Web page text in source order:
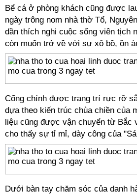
Bể cá ở phòng khách cũng được
ngày trông nom nhà thờ Tổ,
dần thích nghi cuộc sống viên tịch
còn muốn trở về với sự xô bồ, ồn
Cổng chính được trang trí rực rỡ
dựa theo kiến trúc chùa chiền của
liệu cũng được vận chuyển từ Bắc
cho thấy sự tỉ mỉ, dày công của
Dưới bàn tay chăm sóc của danh